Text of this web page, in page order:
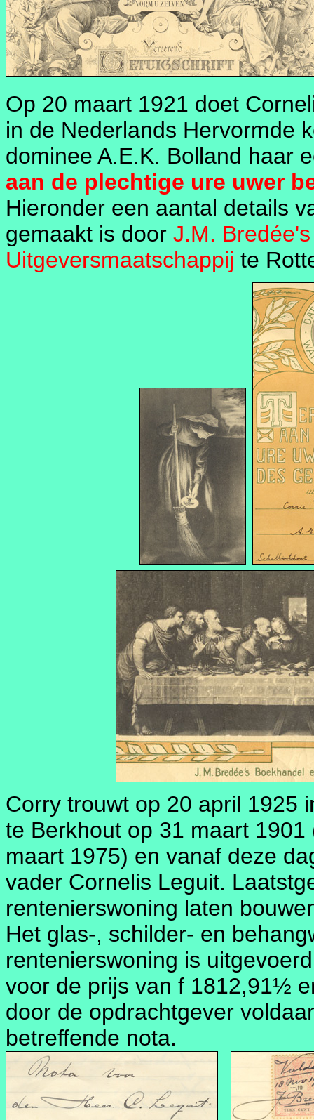
Op 20 maart 1921 doet
in de Nederlands Hervormde
dominee A.E.K. Bolland haar
aan de plechtige ure uwer
Hieronder een aantal details
gemaakt is door J.M.
Uitgeversmaatschappij te
Corry trouwt op 20 april 1925
te Berkhout op 31 maart
maart 1975) en vanaf deze
vader Cornelis Leguit.
rentenierswoning laten
Het glas-, schilder- en
rentenierswoning is
voor de prijs van f 1812,91½
door de opdrachtgever
betreffende nota.